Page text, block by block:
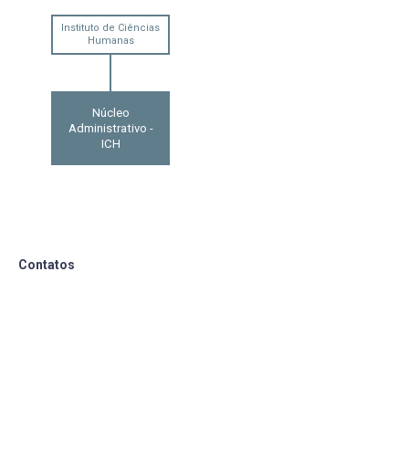
Instituto de Ciências
Humanas
Núcleo
Administrativo -
ICH
Contatos